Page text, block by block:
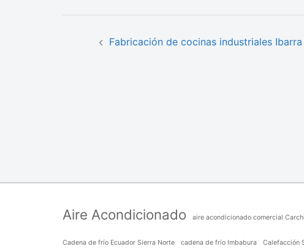
Fabricación de cocinas industriales
Aire Acondicionado aire acondicionado comercial Carchi
Cadena de frío Ecuador Sierra Norte cadena de frío Imbabura Calefacción